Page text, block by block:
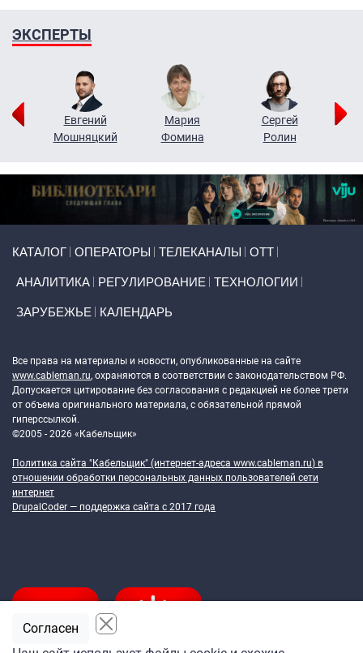
ЭКСПЕРТЫ
Евгений
Мошняцкий
Мария
Фомина
Сергей
Ролин
КАТАЛОГ ОПЕРАТОРЫ ТЕЛЕКАНАЛЫ ОТТ
АНАЛИТИКА РЕГУЛИРОВАНИЕ ТЕХНОЛОГИИ
ЗАРУБЕЖЬЕ КАЛЕНДАРЬ
Все права на материалы и новости, опубликованные на сайте
www.cableman.ru, охраняются в соответствии с законодательством РФ.
Допускается цитирование без согласования с редакцией не более трети
от объема оригинального материала, с обязательной прямой
гиперссылкой.
©2005 - 2026 «Кабельщик»
Политика сайта "Кабельщик" (интернет-адреса www.cableman.ru) в
отношении обработки персональных данных пользователей сети
интернет
DrupalCoder — поддержка сайта c 2017 года
Согласен